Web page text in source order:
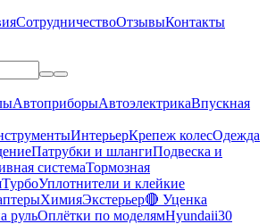
СотрудничествоОтзывыКонтакты
АвтоприборыАвтоэлектрикаВпускная
ИнтерьерКрепеж колесОдежда
Патрубки и шлангиПодвеска и
системаТормозная
ТурбоУплотнители и клейкие
ХимияЭкстерьер🔴 Уценка
рульОплётки по моделямHyundaii30